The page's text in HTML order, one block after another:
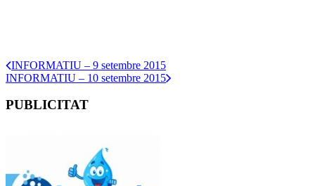
INFORMATIU – 9 setembre 2015
INFORMATIU – 10 setembre 2015
PUBLICITAT